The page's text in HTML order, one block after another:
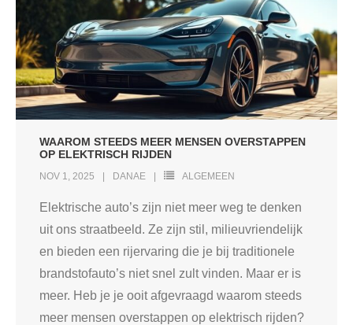
WAAROM STEEDS MEER MENSEN OVERSTAPPEN
OP ELEKTRISCH RIJDEN
NOV 1, 2025 DANAE ALGEMEEN
Elektrische auto’s zijn niet meer weg te denken
uit ons straatbeeld. Ze zijn stil, milieuvriendelijk
en bieden een rijervaring die je bij traditionele
brandstofauto’s niet snel zult vinden. Maar er is
meer. Heb je je ooit afgevraagd waarom steeds
meer mensen overstappen op elektrisch rijden?